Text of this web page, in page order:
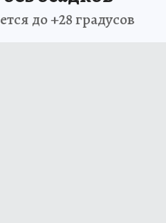
до +28 градусов